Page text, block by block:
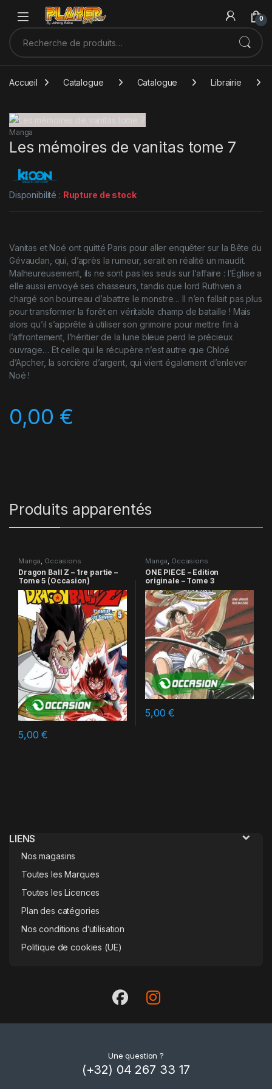
Sauter à la navigation
Skip to content
0
Recherche pour :
Accueil Catalogue Catalogue Librairie
Manga
Les mémoires de vanitas tome 7
Disponibilité : Rupture de stock
Vanitas et Noé ont quitté Paris pour aller enquêter sur la Bête du
Gévaudan, qui, d’après la rumeur, serait en réalité un maudit.
Malheureusement, ils ne sont pas les seuls sur l’affaire : l’Église a
elle aussi envoyé ses chasseurs, tandis que lord Ruthven a
chargé son bourreau d’abattre le monstre… Il n’en fallait pas plus
pour transformer la forêt en véritable champ de bataille ! Mais
alors qu’il s’apprête à utiliser son grimoire pour mettre fin à
l’affrontement, l’héritier de la lune bleue perd le précieux
ouvrage… Et celle qui le récupère n’est autre que Chloé
d’Apcher, la sorcière d’argent, qui vient également d’enlever
Noé !
0,00 €
Produits apparentés
Manga, Occasions
Dragon Ball Z – 1re partie –
Tome 5 (Occasion)
5,00€
Manga, Occasions
ONE PIECE – Edition
originale – Tome 3
5,00€
LIENS
Nos magasins
Toutes les Marques
Toutes les Licences
Plan des catégories
Nos conditions d’utilisation
Politique de cookies (UE)
Une question ?
(+32) 04 267 33 17